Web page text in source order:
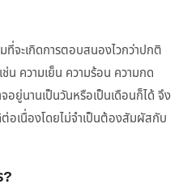
จะเกิดการตอบสนองไวกว่าปกติ
น ความเย็น ความร้อน ความกด
อยู่นานเป็นวันหรือเป็นเดือนก็ได้ จึง
อเนื่องโดยไม่จำเป็นต้องสัมผัสกับ
?